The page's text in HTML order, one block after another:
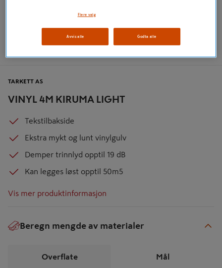
VINYL 4M KIRUMA LIGHT
TARKETT AS
Tekstilbakside
Ekstra mykt og lunt vinylgulv
Demper trinnlyd opptil 19 dB
Kan legges løst opptil 50m5
Vis mer produktinformasjon
€ Beregn mengde av materialer
Overflate Mål
Flere valg
Avvis alle Godta alle